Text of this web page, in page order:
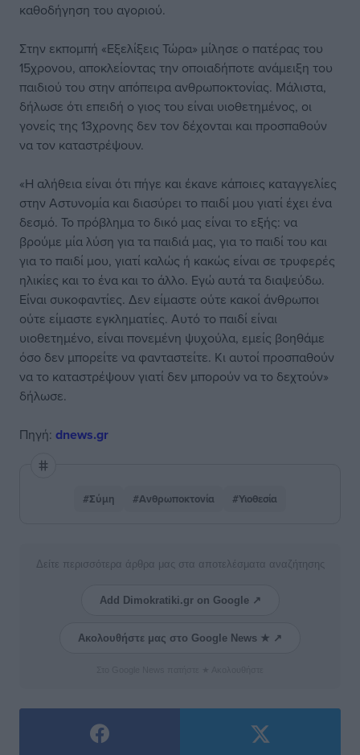
καθοδήγηση του αγοριού.
Στην εκπομπή «Εξελίξεις Τώρα» μίλησε ο πατέρας του
15χρονου, αποκλείοντας την οποιαδήποτε ανάμειξη του
παιδιού του στην απόπειρα ανθρωποκτονίας. Μάλιστα,
δήλωσε ότι επειδή ο γιος του είναι υιοθετημένος, οι
γονείς της 13χρονης δεν τον δέχονται και προσπαθούν
να τον καταστρέψουν.
«Η αλήθεια είναι ότι πήγε και έκανε κάποιες καταγγελίες
στην Αστυνομία και διασύρει το παιδί μου γιατί έχει ένα
δεσμό. Το πρόβλημα το δικό μας είναι το εξής: να
βρούμε μία λύση για τα παιδιά μας, για το παιδί του και
για το παιδί μου, γιατί καλώς ή κακώς είναι σε τρυφερές
ηλικίες και το ένα και το άλλο. Εγώ αυτά τα διαψεύδω.
Είναι συκοφαντίες. Δεν είμαστε ούτε κακοί άνθρωποι
ούτε είμαστε εγκληματίες. Αυτό το παιδί είναι
υιοθετημένο, είναι πονεμένη ψυχούλα, εμείς βοηθάμε
όσο δεν μπορείτε να φανταστείτε. Κι αυτοί προσπαθούν
να το καταστρέψουν γιατί δεν μπορούν να το δεχτούν»
δήλωσε.
Πηγή: dnews.gr
#Σύμη #Ανθρωποκτονία #Υιοθεσία
Δείτε περισσότερα άρθρα μας στα αποτελέσματα αναζήτησης
Add Dimokratiki.gr on Google ↗
Ακολουθήστε μας στο Google News ★ ↗